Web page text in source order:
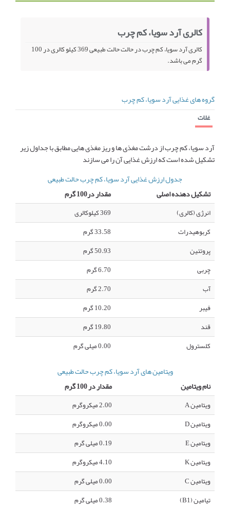
کالری آرد سویا، کم چرب
کالری آرد سویا، کم چرب در حالت حالت طبیعی 369 کیلو کالری در 100
گرم می باشد.
گروه های غذایی آرد سویا، کم چرب
غلات
آرد سویا، کم چرب از درشت مغذی ها و ریز مغذی هایی مطابق با جداول زیر
تشکیل شده است که ارزش غذایی آن را می سازند
جدول ارزش غذایی آرد سویا، کم چرب حالت طبیعی
تشکیل دهنده اصلی
مقدار در100 گرم
انرژی (کالری)
369 کیلوکالری
کربوهیدرات
33.58 گرم
پروتئین
50.93 گرم
چربی
6.70 گرم
آب
2.70 گرم
فیبر
10.20 گرم
قند
19.80 گرم
کلسترول
0.00 میلی گرم
ویتامین های آرد سویا، کم چرب حالت طبیعی
نام ویتامین
مقدار در 100 گرم
ویتامین A
2.00 میکروگرم
ویتامین D
0.00 میکروگرم
ویتامین E
0.19 میلی گرم
ویتامین K
4.10 میکروگرم
ویتامین C
0.00 میلی گرم
تیامین (B1)
0.38 میلی گرم